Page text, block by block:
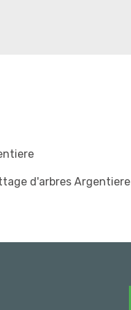
d'arbres Argentiere